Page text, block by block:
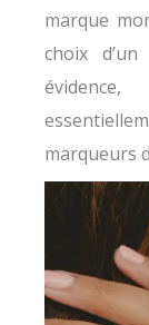
marque
choix
marqueurs